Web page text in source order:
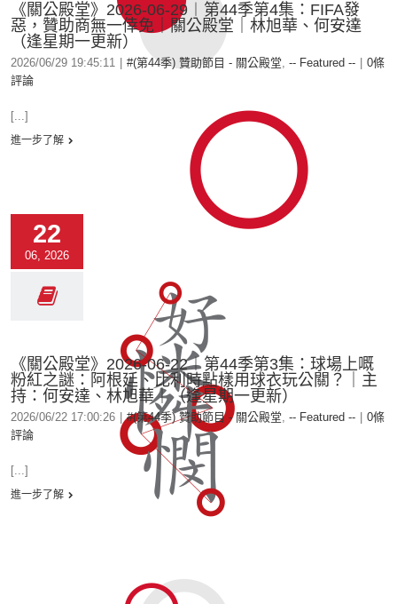
《關公殿堂》2026-06-29︱第44季第4集：FIFA發
惡，贊助商無一倖免｜關公殿堂｜林旭華、何安達
（逢星期一更新）
2026/06/29 19:45:11 #(第44季) 贊助節目 - 關公殿堂, -- Featured --
0條
評論
[...]
進一步了解
22
06, 2026
《關公殿堂》2026-06-22︱第44季第3集：球場上嘅
粉紅之謎：阿根廷、比利時點樣用球衣玩公關？｜主
持：何安達、林旭華｜（逢星期一更新）
2026/06/22 17:00:26 #(第44季) 贊助節目 - 關公殿堂, -- Featured --
0條
評論
[...]
進一步了解